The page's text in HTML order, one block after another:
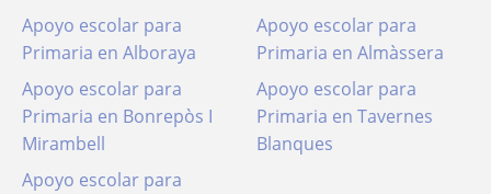
Apoyo escolar para
Primaria en Alboraya
Apoyo escolar para
Primaria en Almàssera
Apoyo escolar para
Primaria en Bonrepòs I
Mirambell
Apoyo escolar para
Primaria en Tavernes
Blanques
Apoyo escolar para